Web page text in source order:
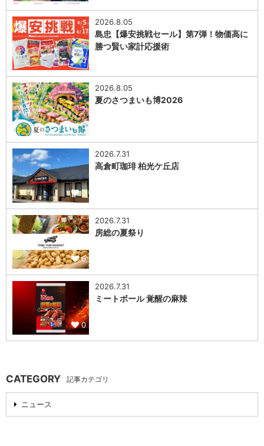
0
2026.8.05
島忠【爆安挑戦セール】第7弾！物価高に
勝つ賢い家計応援術
0
2026.8.05
夏のさつまいも博2026
0
2026.7.31
高倉町珈琲 柏光ケ丘店
0
2026.7.31
房総の夏祭り
0
2026.7.31
ミートボール 覚醒の麻辣
CATEGORY 記事カテゴリ
ニュース